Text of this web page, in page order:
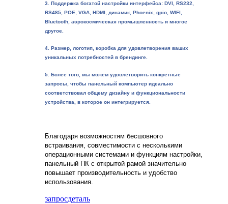
3. Поддержка богатой настройки интерфейса: DVI, RS232,
RS485, POE, VGA, HDMI, динамик, Phoenix, gpio, WIFI,
Bluetooth, аэрокосмическая промышленность и многое
другое.
4. Размер, логотип, коробка для удовлетворения ваших
уникальных потребностей в брендинге.
5. Более того, мы можем удовлетворить конкретные
запросы, чтобы панельный компьютер идеально
соответствовал общему дизайну и функциональности
устройства, в которое он интегрируется.
Благодаря возможностям бесшовного
встраивания, совместимости с несколькими
операционными системами и функциям настройки,
панельный ПК с открытой рамой значительно
повышает производительность и удобство
использования.
запросдеталь